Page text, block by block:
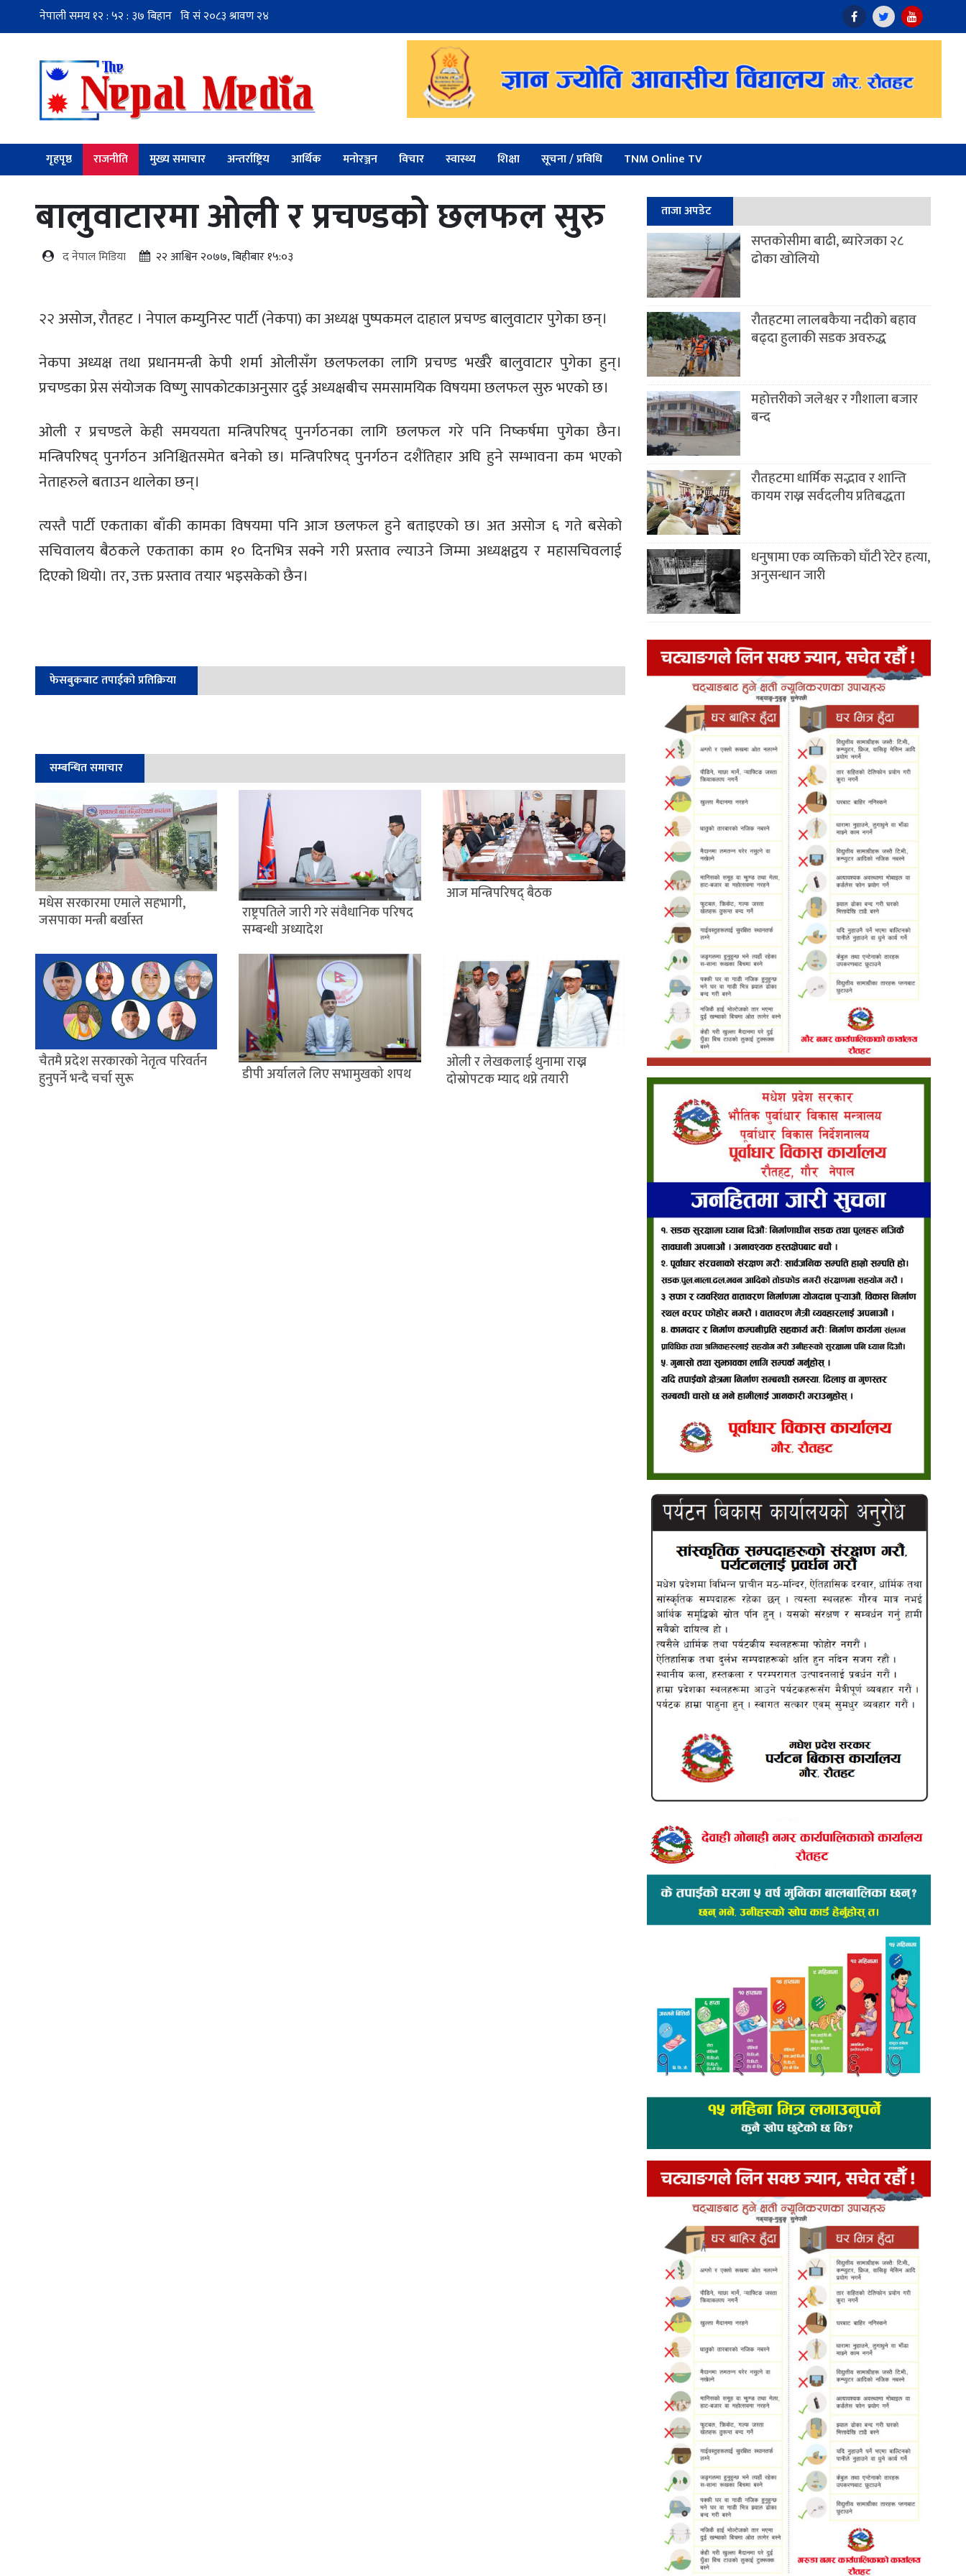
गृहपृष्ठ राजनीति मुख्य समाचार अन्तर्राष्ट्रिय आर्थिक मनोरञ्जन विचार स्वास्थ्य शिक्षा सूचना / प्रविधि TNM Online TV
बालुवाटारमा ओली र प्रचण्डको छलफल सुरु
द नेपाल मिडिया २२ आश्विन २०७७, बिहीबार १५:०३
२२ असोज, रौतहट । नेपाल कम्युनिस्ट पार्टी (नेकपा) का अध्यक्ष पुष्पकमल दाहाल प्रचण्ड बालुवाटार पुगेका छन्।
नेकपा अध्यक्ष तथा प्रधानमन्त्री केपी शर्मा ओलीसँग छलफलका लागि प्रचण्ड भर्खरै बालुवाटार पुगेका हुन्।
प्रचण्डका प्रेस संयोजक विष्णु सापकोटकाअनुसार दुई अध्यक्षबीच समसामयिक विषयमा छलफल सुरु भएको छ।
ओली र प्रचण्डले केही समययता मन्त्रिपरिषद् पुनर्गठनका लागि छलफल गरे पनि निष्कर्षमा पुगेका छैन।
मन्त्रिपरिषद् पुनर्गठन अनिश्चितसमेत बनेको छ। मन्त्रिपरिषद् पुनर्गठन दशैंतिहार अघि हुने सम्भावना कम भएको
नेताहरुले बताउन थालेका छन्।
त्यस्तै पार्टी एकताका बाँकी कामका विषयमा पनि आज छलफल हुने बताइएको छ। अत असोज ६ गते बसेको
सचिवालय बैठकले एकताका काम १० दिनभित्र सक्ने गरी प्रस्ताव ल्याउने जिम्मा अध्यक्षद्वय र महासचिवलाई
दिएको थियो। तर, उक्त प्रस्ताव तयार भइसकेको छैन।
फेसबुकबाट तपाईको प्रतिक्रिया
सम्बन्धित समाचार
मधेस सरकारमा एमाले सहभागी,
जसपाका मन्त्री बर्खास्त
राष्ट्रपतिले जारी गरे संवैधानिक परिषद
सम्बन्धी अध्यादेश
आज मन्त्रिपरिषद् बैठक
चैतमै प्रदेश सरकारको नेतृत्व परिवर्तन
हुनुपर्ने भन्दै चर्चा सुरू
डीपी अर्यालले लिए सभामुखको शपथ
ओली र लेखकलाई थुनामा राख्न
दोस्रोपटक म्याद थप्ने तयारी
ताजा अपडेट
सप्तकोसीमा बाढी, ब्यारेजका २८
ढोका खोलियो
रौतहटमा लालबकैया नदीको बहाव
बढ्दा हुलाकी सडक अवरुद्ध
महोत्तरीको जलेश्वर र गौशाला बजार
बन्द
रौतहटमा धार्मिक सद्भाव र शान्ति
कायम राख्न सर्वदलीय प्रतिबद्धता
धनुषामा एक व्यक्तिको घाँटी रेटेर हत्या,
अनुसन्धान जारी